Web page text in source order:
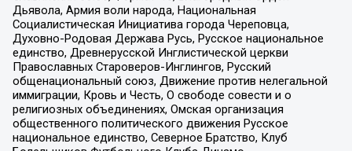
Дьявола, Армия воли народа, Национальная
Социалистическая Инициатива города Череповца,
Духовно-Родовая Держава Русь, Русское национальное
единство, Древнерусской Инглистической церкви
Православных Староверов-Инглингов, Русский
общенациональный союз, Движение против нелегальной
иммиграции, Кровь и Честь, О свободе совести и о
религиозных объединениях, Омская организация
общественного политического движения Русское
национальное единство, Северное Братство, Клуб